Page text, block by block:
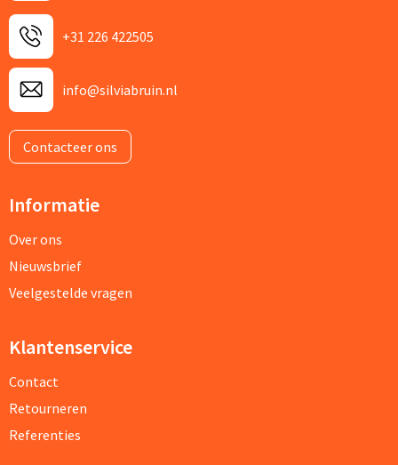
+31 226 422505
info@silviabruin.nl
Contacteer ons
Informatie
Over ons
Nieuwsbrief
Veelgestelde vragen
Klantenservice
Contact
Retourneren
Referenties